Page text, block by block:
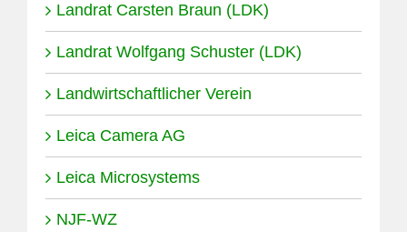
Landrat Carsten Braun (LDK)
Landrat Wolfgang Schuster (LDK)
Landwirtschaftlicher Verein
Leica Camera AG
Leica Microsystems
NJF-WZ